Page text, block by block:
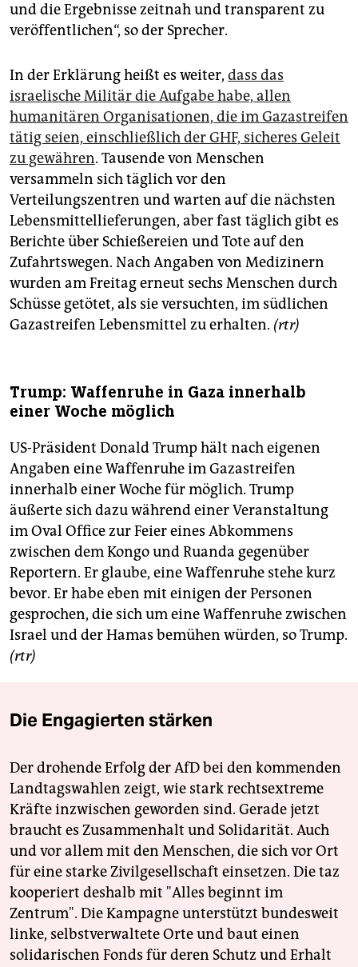
und die Ergebnisse zeitnah und transparent zu
veröffentlichen“, so der Sprecher.
In der Erklärung heißt es weiter, dass das
israelische Militär die Aufgabe habe, allen
humanitären Organisationen, die im Gazastreifen
tätig seien, einschließlich der GHF, sicheres Geleit
zu gewähren. Tausende von Menschen
versammeln sich täglich vor den
Verteilungszentren und warten auf die nächsten
Lebensmittellieferungen, aber fast täglich gibt es
Berichte über Schießereien und Tote auf den
Zufahrtswegen. Nach Angaben von Medizinern
wurden am Freitag erneut sechs Menschen durch
Schüsse getötet, als sie versuchten, im südlichen
Gazastreifen Lebensmittel zu erhalten. (rtr)
Trump: Waffenruhe in Gaza innerhalb
einer Woche möglich
US-Präsident Donald Trump hält nach eigenen
Angaben eine Waffenruhe im Gazastreifen
innerhalb einer Woche für möglich. Trump
äußerte sich dazu während einer Veranstaltung
im Oval Office zur Feier eines Abkommens
zwischen dem Kongo und Ruanda gegenüber
Reportern. Er glaube, eine Waffenruhe stehe kurz
bevor. Er habe eben mit einigen der Personen
gesprochen, die sich um eine Waffenruhe zwischen
Israel und der Hamas bemühen würden, so Trump.
(rtr)
Die Engagierten stärken
Der drohende Erfolg der AfD bei den kommenden
Landtagswahlen zeigt, wie stark rechtsextreme
Kräfte inzwischen geworden sind. Gerade jetzt
braucht es Zusammenhalt und Solidarität. Auch
und vor allem mit den Menschen, die sich vor Ort
für eine starke Zivilgesellschaft einsetzen. Die taz
kooperiert deshalb mit "Alles beginnt im
Zentrum". Die Kampagne unterstützt bundesweit
linke, selbstverwaltete Orte und baut einen
solidarischen Fonds für deren Schutz und Erhalt